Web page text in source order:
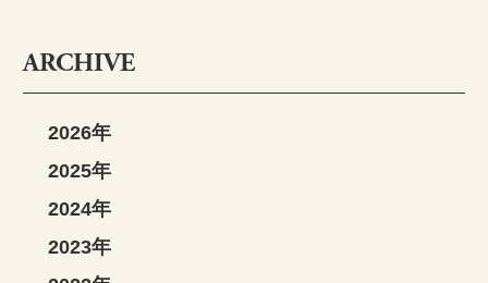
ARCHIVE
2026年
2025年
2024年
2023年